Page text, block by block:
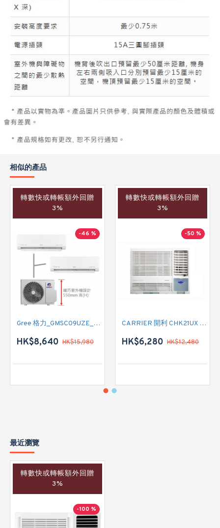
相似的產品
轉數快或轉帳額外回贈
3%
-46 %
Gree 格力_GMSC09UZE_GMSC12UZE_GMSC18UZC_R32 掛牆變頻式1拖2分體冷氣機 (淨冷型)
HK$8,640 HK$15,980
轉數快或轉帳額外回贈
3%
-50 %
CARRIER 開利 CHK21UX 二匹半 變頻淨冷窗口式冷氣機 (附遙控)
HK$6,280 HK$12,480
最近瀏覽
轉數快或轉帳額外回贈
3%
-100 %